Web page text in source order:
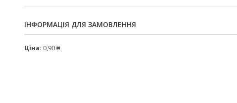
ІНФОРМАЦІЯ ДЛЯ ЗАМОВЛЕННЯ
Ціна: 0,90 ₴